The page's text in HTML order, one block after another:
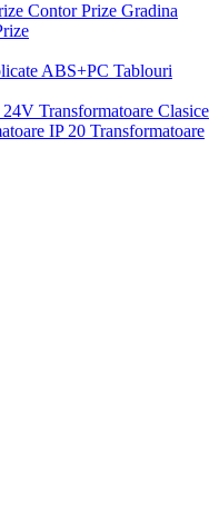
ContorPrize Gradina
ABS+PC Tablouri
24V Transformatoare Clasice
IP 20 Transformatoare